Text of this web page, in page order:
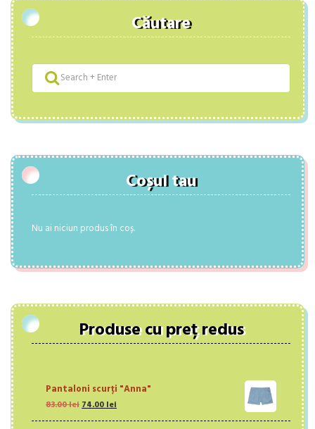
Căutare
Coșul tau
Nu ai niciun produs în coș.
Produse cu preț redus
Pantaloni scurţi "Anna"
83.00leiPrețul
inițial
74.00leiPrețul
curent